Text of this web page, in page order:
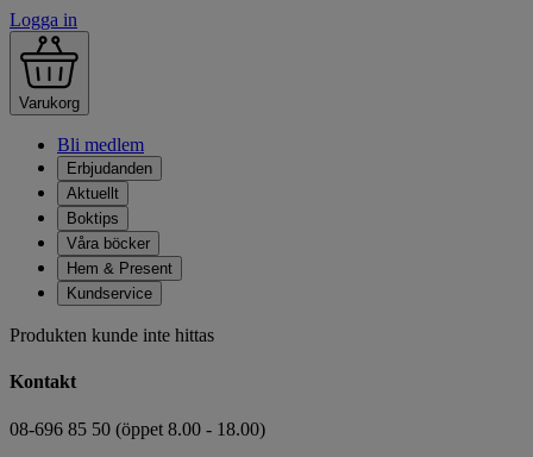
Logga in
Varukorg
Bli medlem
Erbjudanden
Aktuellt
Boktips
Våra böcker
Hem & Present
Kundservice
Produkten kunde inte hittas
Kontakt
08-696 85 50 (öppet 8.00 - 18.00)